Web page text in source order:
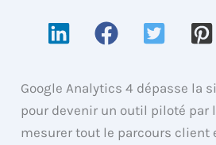
Google Analytics 4 dépasse la
pour devenir un outil piloté par
mesurer tout le parcours client